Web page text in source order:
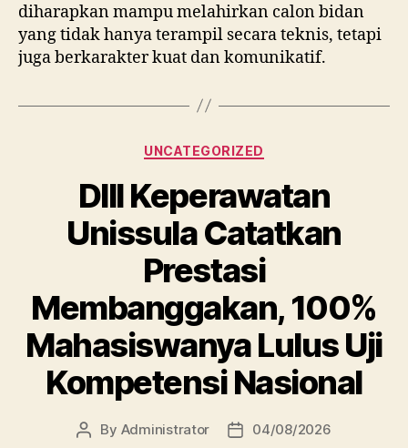
Categories
UNCATEGORIZED
DIII Keperawatan
Unissula Catatkan
Membanggakan, 100%
Mahasiswanya Lulus Uji
Kompetensi Nasional
author
date
No Commentson
DIII
Keperawatan
Unissula
Catatkan
Membanggakan,